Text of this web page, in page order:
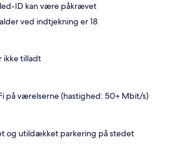
ID kan være påkrævet
ved indtjekning er 18
ikke tilladt
på værelserne (hastighed: 50+ Mbit/s)
og utildækket parkering på stedet